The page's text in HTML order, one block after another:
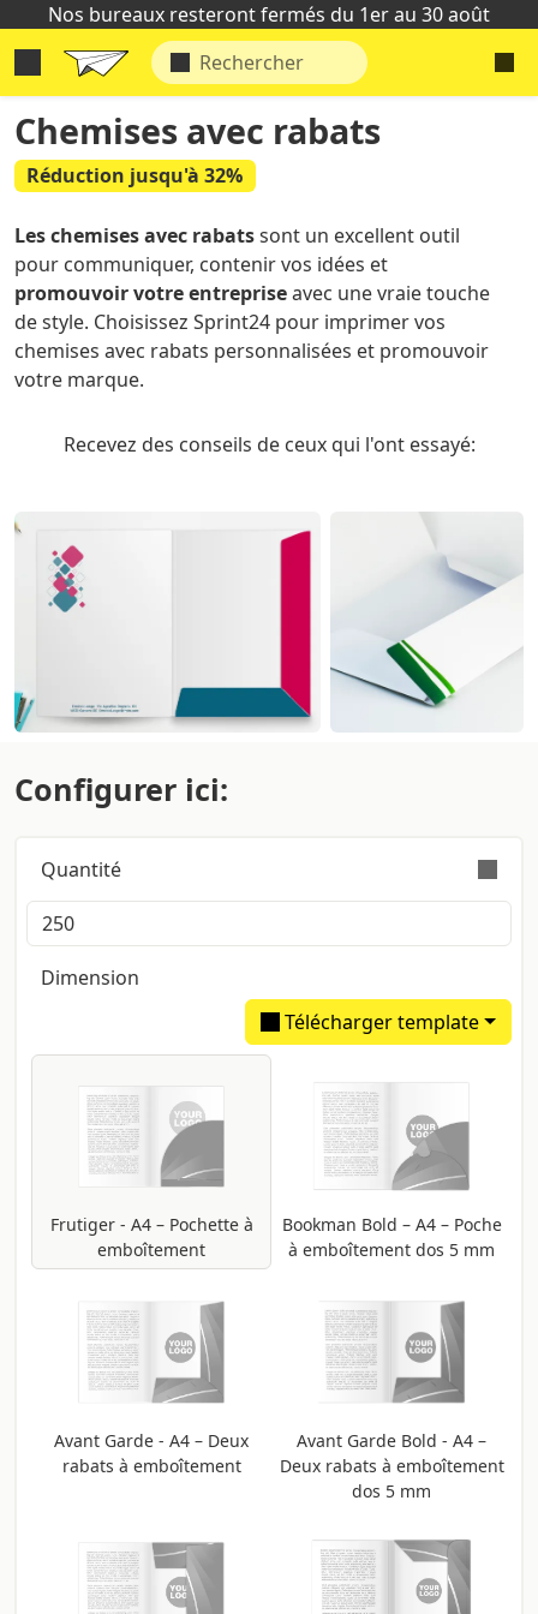
Nos bureaux resteront fermés du 1er au 30 août
Chemises avec rabats
Réduction jusqu'à 32%
Les chemises avec rabatssont un excellent outil
pour communiquer, contenir vos idées et
promouvoir votre entrepriseavec une vraie touche
de style. Choisissez Sprint24 pour imprimer vos
chemises avec rabats personnalisées et promouvoir
votre marque.
Recevez des conseils de ceux qui l'ont essayé:
Configurer ici:
Quantité
La commande est effectuée valablement avec une
tolérance sur la quantité de +/- 5%
Dimension
Télécharger template
Frutiger - A4 – Pochette à
emboîtement
Bookman Bold – A4 – Poche
à emboîtement dos 5 mm
Avant Garde - A4 – Deux
rabats à emboîtement
Avant Garde Bold - A4 –
Deux rabats à emboîtement
dos 5 mm